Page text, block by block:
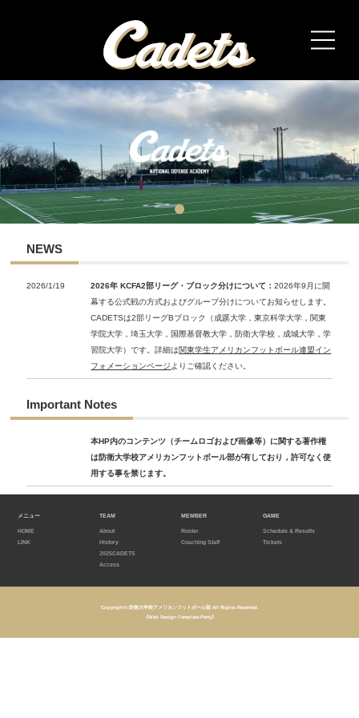
TEAM
Member
GAME
Link
NEWS
2026/1/19 2026年 KCFA2部リーグ・ブロック分けについて：2026年9月に開
幕する公式戦の方式およびグループ分けについてお知らせします。
CADETSは2部リーグBブロック（成蹊大学，東京科学大学，関東
学院大学，埼玉大学，国際基督教大学，防衛大学校，成城大学，学
習院大学）です。詳細は関東学生アメリカンフットボール連盟イン
フォメーションページ よりご確認ください。
Important Notes
本HP内のコンテンツ（チームロゴおよび画像等）に関する著作権
は防衛大学校アメリカンフットボール部が有しており，許可なく使
用する事を禁じます。
メニュー
HOME
LINK
TEAM
About
History
2025CADETS
Access
MEMBER
Roster
Coaching Staff
GAME
Schedule & Results
Tickets
Copyright© 防衛大学校アメリカンフットボール部All Rights Reserved.
《Web Design:Template-Party》